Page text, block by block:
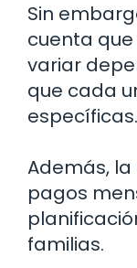
Sin
cuenta
variar
que cada
específicas.
Además,
pagos
familias.